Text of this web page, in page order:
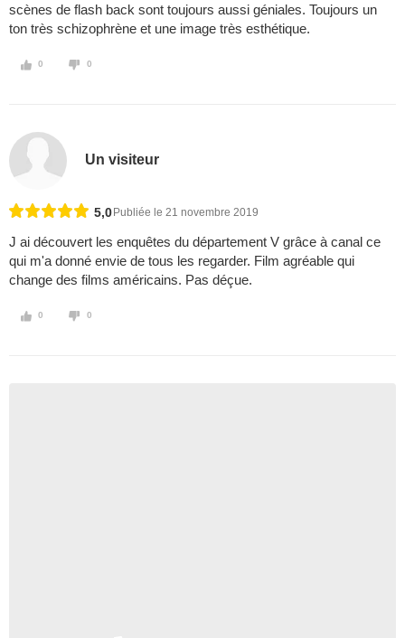
scènes de flash back sont toujours aussi géniales. Toujours un
ton très schizophrène et une image très esthétique.
0 0
Un visiteur
5,0 Publiée le 21 novembre 2019
J ai découvert les enquêtes du département V grâce à canal ce
qui m'a donné envie de tous les regarder. Film agréable qui
change des films américains. Pas déçue.
0 0